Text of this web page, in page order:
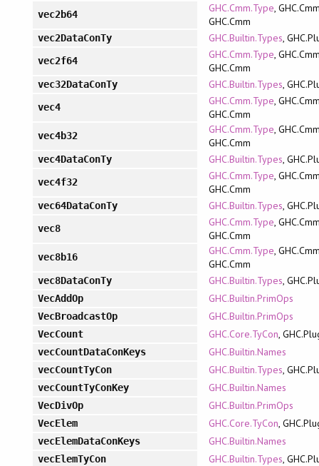
vec2b64 GHC.Cmm.Type,
GHC.Cmm
vec2DataConTy GHC.Builtin.Types,
vec2f64 GHC.Cmm.Type,
GHC.Cmm
vec32DataConTy GHC.Builtin.Types,
vec4 GHC.Cmm.Type,
GHC.Cmm
vec4b32 GHC.Cmm.Type,
GHC.Cmm
vec4DataConTy GHC.Builtin.Types,
vec4f32 GHC.Cmm.Type,
GHC.Cmm
vec64DataConTy GHC.Builtin.Types,
vec8 GHC.Cmm.Type,
GHC.Cmm
vec8b16 GHC.Cmm.Type,
GHC.Cmm
vec8DataConTy GHC.Builtin.Types,
VecAddOp GHC.Builtin.PrimOps
VecBroadcastOp GHC.Builtin.PrimOps
VecCount GHC.Core.TyCon,
vecCountDataConKeys GHC.Builtin.Names
vecCountTyCon GHC.Builtin.Types,
vecCountTyConKey GHC.Builtin.Names
VecDivOp GHC.Builtin.PrimOps
VecElem GHC.Core.TyCon,
vecElemDataConKeys GHC.Builtin.Names
vecElemTyCon GHC.Builtin.Types,